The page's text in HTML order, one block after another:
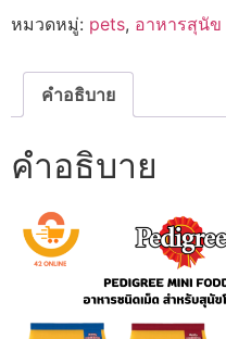
ขนาด
400g.-1.3kg.
หมวดหมู่: pets, อาหารสุนัข
คำอธิบาย
คำอธิบาย